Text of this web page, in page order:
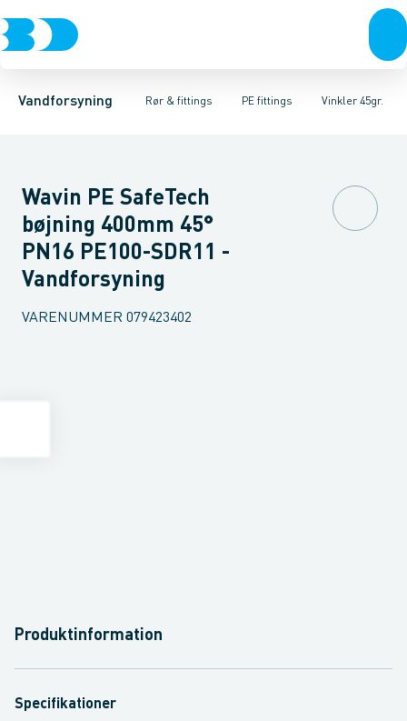
Vandforsyning Rør & fittings
Rør & fittingsKoblinger & anboringerMuffer, klemmer &
PE fittings
PE rørPE EL fittingsPE fittings Duktiljern fittingsVinkler 45gr.
Vinkler 90gr.Vinkler 60gr.Vinkler 45gr.Vinkler 30gr.Vinkler
Wavin PE SafeTech
bøjning 400mm 45°
PN16 PE100-SDR11 -
Vandforsyning
VARENUMMER 079423402
Produktinformation
Specifikationer